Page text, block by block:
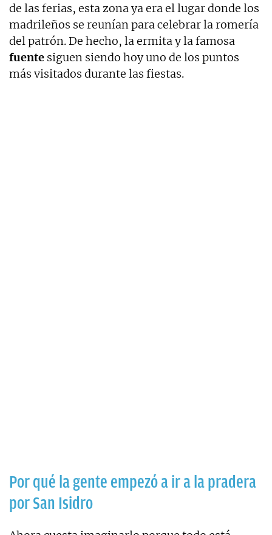
de las ferias, esta zona ya era el lugar donde los
madrileños se reunían para celebrar la romería
del patrón. De hecho, la ermita y la famosa
fuente siguen siendo hoy uno de los puntos
más visitados durante las fiestas.
Por qué la gente empezó a ir a la pradera
por San Isidro